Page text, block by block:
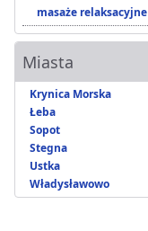
masaże relaksacyjne
Miasta
Krynica Morska
Łeba
Sopot
Stegna
Ustka
Władysławowo